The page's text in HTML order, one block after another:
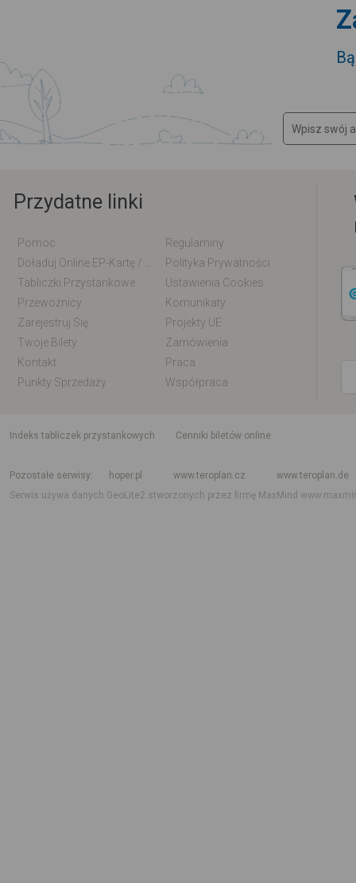
Przydatne linki
Pomoc
Regulaminy
Polityka Prywatności
Tabliczki Przystankowe
Ustawienia Cookies
Przewoźnicy
Komunikaty
Zarejestruj Się
Projekty UE
Twoje Bilety
Zamówienia
Kontakt
Praca
Punkty Sprzedaży
Współpraca
indeks tabliczek przystankowych
Cenniki biletów online
Pozostałe serwisy
hoper.pl www.teroplan.cz
www.teroplan.de
Serwis używa danych GeoLite2 stworzonych przez firmę MaxMind